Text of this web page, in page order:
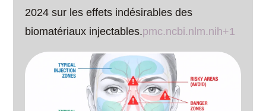
2024 sur les effets indésirables des
biomatériaux injectables.pmc.ncbi.nlm.nih+1